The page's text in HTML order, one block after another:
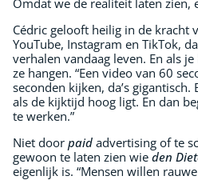
Cédric gelooft heilig in de kracht
YouTube, Instagram en TikTok,
verhalen vandaag leven. En als
ze hangen. “Een video van 60
seconden kijken, da’s
als de kijktijd hoog ligt. En dan
te werken.”
Niet door paid advertising of te
gewoon te laten zien wie den
eigenlijk is. “Mensen willen